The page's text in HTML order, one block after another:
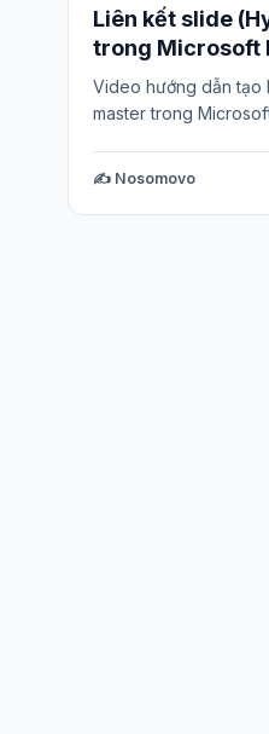
Liên kết slide
trong Microsoft
Video hướng dẫn tạo
master trong
✍️ Nosomovo